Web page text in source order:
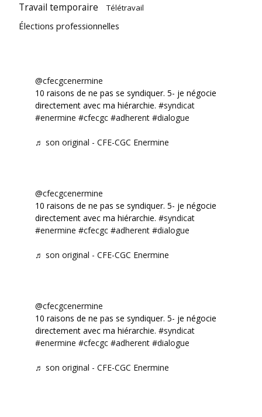
Travail temporaire Télétravail
Élections professionnelles
@cfecgcenermine
10 raisons de ne pas se syndiquer. 5- je négocie
directement avec ma hiérarchie. #syndicat
#enermine #cfecgc #adherent #dialogue
♬ son original - CFE-CGC Enermine
@cfecgcenermine
10 raisons de ne pas se syndiquer. 5- je négocie
directement avec ma hiérarchie. #syndicat
#enermine #cfecgc #adherent #dialogue
♬ son original - CFE-CGC Enermine
@cfecgcenermine
10 raisons de ne pas se syndiquer. 5- je négocie
directement avec ma hiérarchie. #syndicat
#enermine #cfecgc #adherent #dialogue
♬ son original - CFE-CGC Enermine